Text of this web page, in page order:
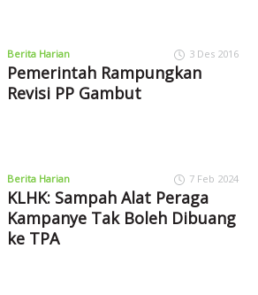
Berita Harian 3 Des 2016
Pemerintah Rampungkan
Revisi PP Gambut
Berita Harian 7 Feb 2024
KLHK: Sampah Alat Peraga
Kampanye Tak Boleh Dibuang
ke TPA